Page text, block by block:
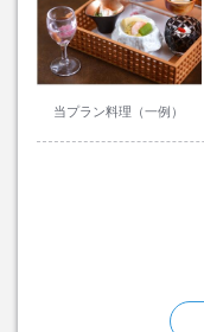
当プラン料理（一例）